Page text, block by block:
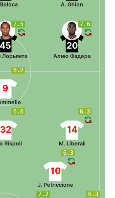
A. Ghion
7.6
20
Алию Фадера
7.5
45
7.2 6.3
6.3
10
J. Petriccione
6.6
32
Rispoli
6.3
14
M. Liberali
6.2
9